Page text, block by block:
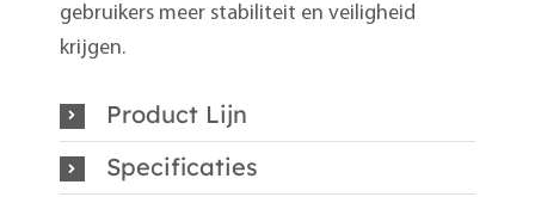
gebruikers meer stabiliteit en veiligheid
krijgen.
Product Lijn
Specificaties